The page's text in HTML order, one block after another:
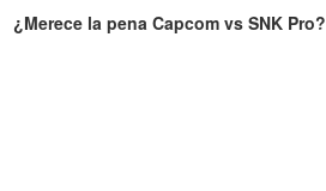
¿Merece la pena Capcom vs SNK Pro?